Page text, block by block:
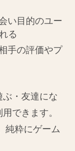
い目的のユー
る
手の評価やプ
・友達にな
できます。
純粋にゲーム